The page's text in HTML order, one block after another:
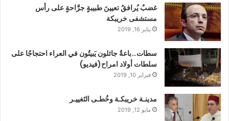
غضبٌ يُرافقُ تعيينَ طبيبةٍ جرَّاحةٍ على رأس
مستشفى خريبكة
يناير 16, 2019
سطات…باعةٌ جائلون يَبيتُون في العراء احتجاجًا على
سلطات أولاد امراح(فيديو)
فبراير 10, 2019
مدينـة خريبكـة وخُطـى التَغييـر
مايو 12, 2019